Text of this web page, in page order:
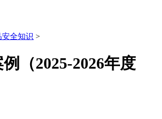
安全知识 >
（2025-2026年度